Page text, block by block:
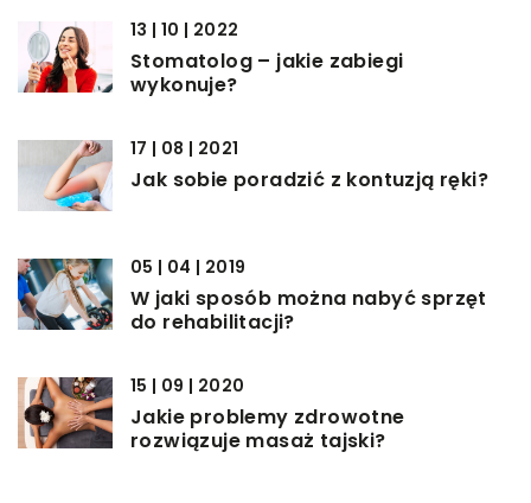
13 | 10 | 2022
Stomatolog – jakie zabiegi
wykonuje?
17 | 08 | 2021
Jak sobie poradzić z kontuzją ręki?
05 | 04 | 2019
W jaki sposób można nabyć sprzęt
do rehabilitacji?
15 | 09 | 2020
Jakie problemy zdrowotne
rozwiązuje masaż tajski?